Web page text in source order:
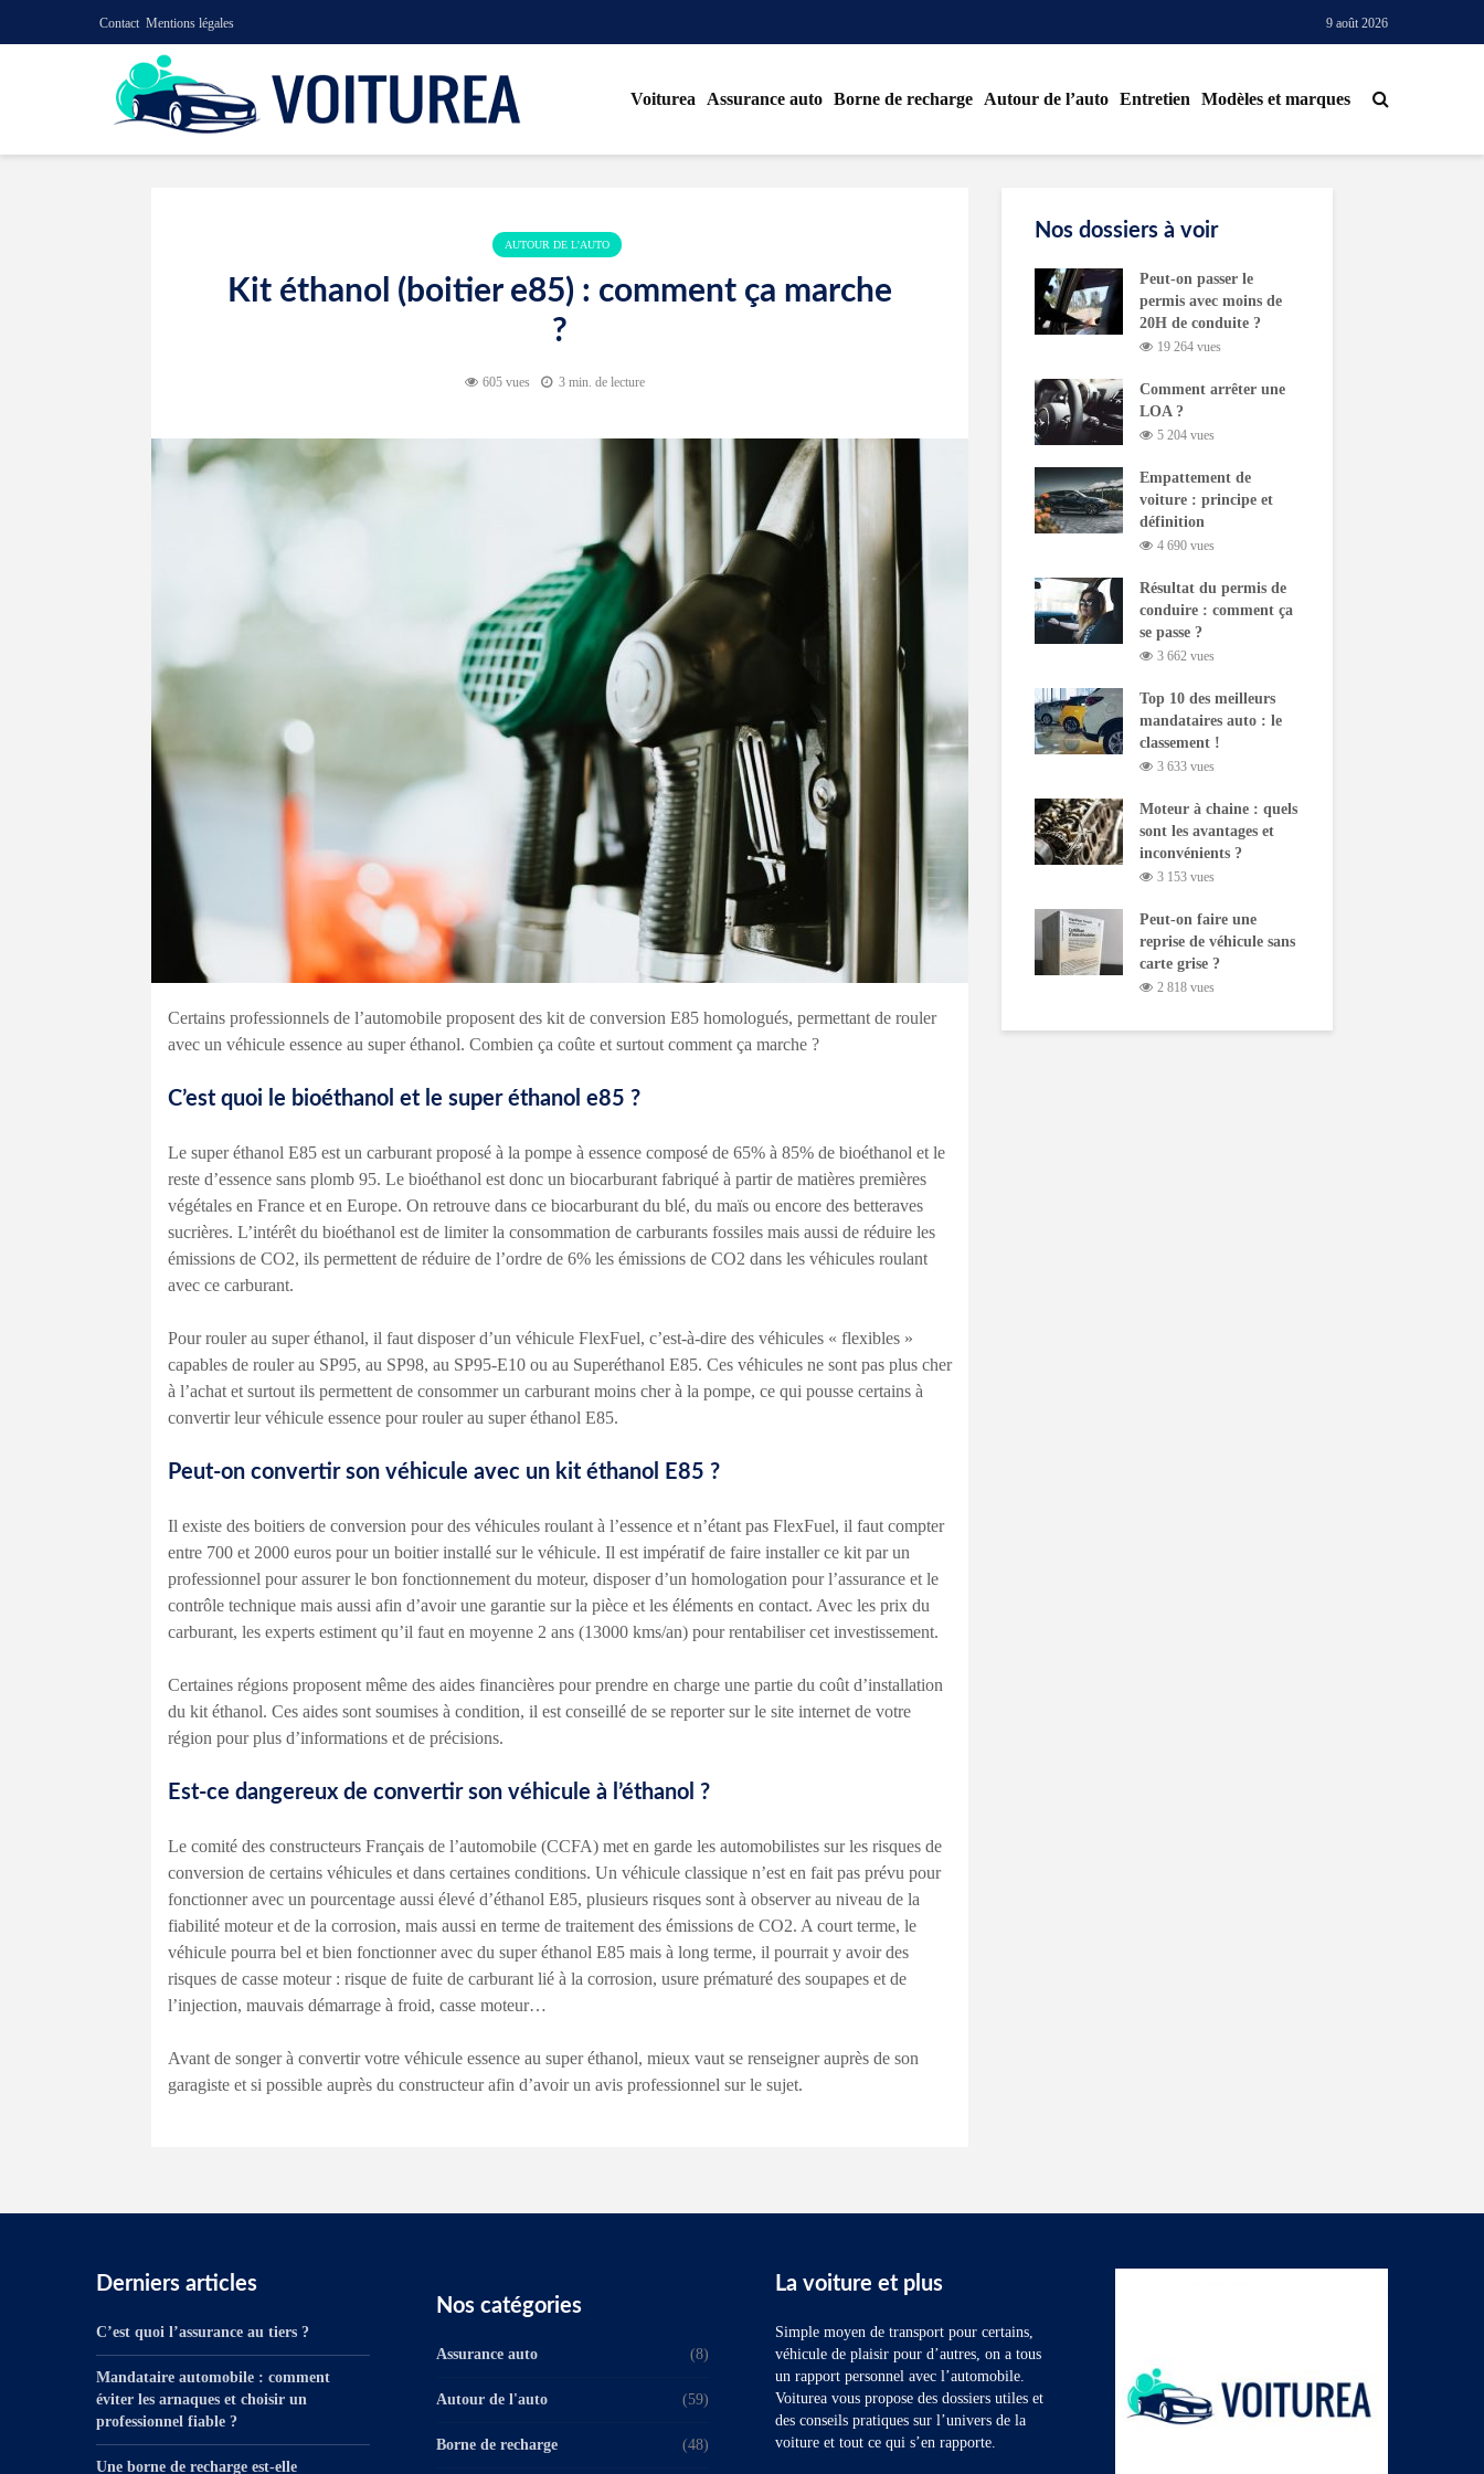
Contact Mentions légales 9 août 2026
Voiturea Assurance auto Borne de recharge Autour de l’auto Entretien Modèles et marques
AUTOUR DE L'AUTO
Kit éthanol (boitier e85) : comment ça marche
?
605 vues 3 min. de lecture
Certains professionnels de l’automobile proposent des kit de conversion E85 homologués, permettant de rouler
avec un véhicule essence au super éthanol. Combien ça coûte et surtout comment ça marche ?
C’est quoi le bioéthanol et le super éthanol e85 ?
Le super éthanol E85 est un carburant proposé à la pompe à essence composé de 65% à 85% de bioéthanol et le
reste d’essence sans plomb 95. Le bioéthanol est donc un biocarburant fabriqué à partir de matières premières
végétales en France et en Europe. On retrouve dans ce biocarburant du blé, du maïs ou encore des betteraves
sucrières. L’intérêt du bioéthanol est de limiter la consommation de carburants fossiles mais aussi de réduire les
émissions de CO2, ils permettent de réduire de l’ordre de 6% les émissions de CO2 dans les véhicules roulant
avec ce carburant.
Pour rouler au super éthanol, il faut disposer d’un véhicule FlexFuel, c’est-à-dire des véhicules « flexibles »
capables de rouler au SP95, au SP98, au SP95-E10 ou au Superéthanol E85. Ces véhicules ne sont pas plus cher
à l’achat et surtout ils permettent de consommer un carburant moins cher à la pompe, ce qui pousse certains à
convertir leur véhicule essence pour rouler au super éthanol E85.
Peut-on convertir son véhicule avec un kit éthanol E85 ?
Il existe des boitiers de conversion pour des véhicules roulant à l’essence et n’étant pas FlexFuel, il faut compter
entre 700 et 2000 euros pour un boitier installé sur le véhicule. Il est impératif de faire installer ce kit par un
professionnel pour assurer le bon fonctionnement du moteur, disposer d’un homologation pour l’assurance et le
contrôle technique mais aussi afin d’avoir une garantie sur la pièce et les éléments en contact. Avec les prix du
carburant, les experts estiment qu’il faut en moyenne 2 ans (13000 kms/an) pour rentabiliser cet investissement.
Certaines régions proposent même des aides financières pour prendre en charge une partie du coût d’installation
du kit éthanol. Ces aides sont soumises à condition, il est conseillé de se reporter sur le site internet de votre
région pour plus d’informations et de précisions.
Est-ce dangereux de convertir son véhicule à l’éthanol ?
Le comité des constructeurs Français de l’automobile (CCFA) met en garde les automobilistes sur les risques de
conversion de certains véhicules et dans certaines conditions. Un véhicule classique n’est en fait pas prévu pour
fonctionner avec un pourcentage aussi élevé d’éthanol E85, plusieurs risques sont à observer au niveau de la
fiabilité moteur et de la corrosion, mais aussi en terme de traitement des émissions de CO2. A court terme, le
véhicule pourra bel et bien fonctionner avec du super éthanol E85 mais à long terme, il pourrait y avoir des
risques de casse moteur : risque de fuite de carburant lié à la corrosion, usure prématuré des soupapes et de
l’injection, mauvais démarrage à froid, casse moteur…
Avant de songer à convertir votre véhicule essence au super éthanol, mieux vaut se renseigner auprès de son
garagiste et si possible auprès du constructeur afin d’avoir un avis professionnel sur le sujet.
Nos dossiers à voir
Peut-on passer le
permis avec moins de
20H de conduite ?
19 264 vues
Comment arrêter une
LOA ?
5 204 vues
Empattement de
voiture : principe et
définition
4 690 vues
Résultat du permis de
conduire : comment ça
se passe ?
3 662 vues
Top 10 des meilleurs
mandataires auto : le
classement !
3 633 vues
Moteur à chaine : quels
sont les avantages et
inconvénients ?
3 153 vues
Peut-on faire une
reprise de véhicule sans
carte grise ?
2 818 vues
Derniers articles
C’est quoi l’assurance au tiers ?
Mandataire automobile : comment
éviter les arnaques et choisir un
professionnel fiable ?
Une borne de recharge est-elle
Nos catégories
Assurance auto (8)
Autour de l'auto (59)
Borne de recharge (48)
La voiture et plus
Simple moyen de transport pour certains,
véhicule de plaisir pour d’autres, on a tous
un rapport personnel avec l’automobile.
Voiturea vous propose des dossiers utiles et
des conseils pratiques sur l’univers de la
voiture et tout ce qui s’en rapporte.